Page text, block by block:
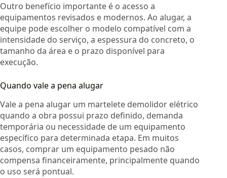
Outro benefício importante é o acesso a
equipamentos revisados e modernos. Ao alugar, a
equipe pode escolher o modelo compatível com a
intensidade do serviço, a espessura do concreto, o
tamanho da área e o prazo disponível para
execução.
Quando vale a pena alugar
Vale a pena alugar um martelete demolidor elétrico
quando a obra possui prazo definido, demanda
temporária ou necessidade de um equipamento
específico para determinada etapa. Em muitos
casos, comprar um equipamento pesado não
compensa financeiramente, principalmente quando
o uso será pontual.